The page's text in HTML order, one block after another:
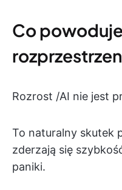
Co powoduje
Rozrost /AI nie jest
To naturalny skutek
zderzają się
paniki.